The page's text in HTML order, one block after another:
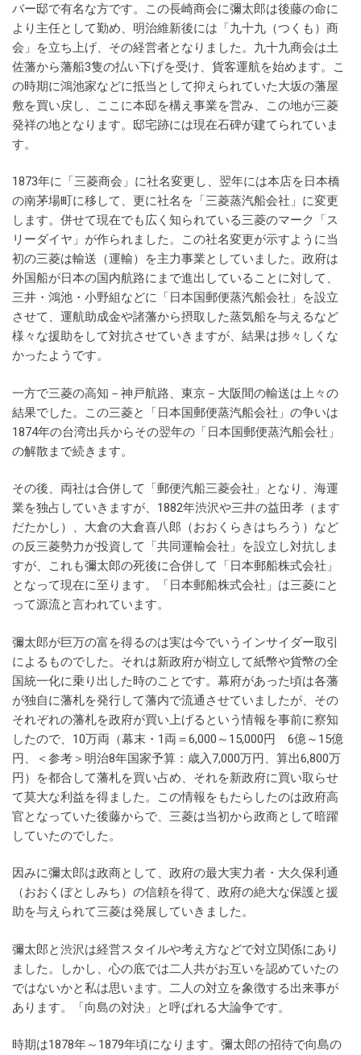
バー邸で有名な方です。この長崎商会に彌太郎は後藤の命に
より主任として勤め、明治維新後には「九十九（つくも）商
会」を立ち上げ、その経営者となりました。九十九商会は土
佐藩から藩船3隻の払い下げを受け、貨客運航を始めます。こ
の時期に鴻池家などに抵当として抑えられていた大坂の藩屋
敷を買い戻し、ここに本邸を構え事業を営み、この地が三菱
発祥の地となります。邸宅跡には現在石碑が建てられていま
す。
1873年に「三菱商会」に社名変更し、翌年には本店を日本橋
の南茅場町に移して、更に社名を「三菱蒸汽船会社」に変更
します。併せて現在でも広く知られている三菱のマーク「ス
リーダイヤ」が作られました。この社名変更が示すように当
初の三菱は輸送（運輸）を主力事業としていました。政府は
外国船が日本の国内航路にまで進出していることに対して、
三井・鴻池・小野組などに「日本国郵便蒸汽船会社」を設立
させて、運航助成金や諸藩から摂取した蒸気船を与えるなど
様々な援助をして対抗させていきますが、結果は捗々しくな
かったようです。
一方で三菱の高知－神戸航路、東京－大阪間の輸送は上々の
結果でした。この三菱と「日本国郵便蒸汽船会社」の争いは
1874年の台湾出兵からその翌年の「日本国郵便蒸汽船会社」
の解散まで続きます。
その後、両社は合併して「郵便汽船三菱会社」となり、海運
業を独占していきますが、1882年渋沢や三井の益田孝（ます
だたかし）、大倉の大倉喜八郎（おおくらきはちろう）など
の反三菱勢力が投資して「共同運輸会社」を設立し対抗しま
すが、これも彌太郎の死後に合併して「日本郵船株式会社」
となって現在に至ります。「日本郵船株式会社」は三菱にと
って源流と言われています。
彌太郎が巨万の富を得るのは実は今でいうインサイダー取引
によるものでした。それは新政府が樹立して紙幣や貨幣の全
国統一化に乗り出した時のことです。幕府があった頃は各藩
が独自に藩札を発行して藩内で流通させていましたが、その
それぞれの藩札を政府が買い上げるという情報を事前に察知
したので、10万両（幕末・1両＝6,000～15,000円 6億～15億
円、＜参考＞明治8年国家予算：歳入7,000万円、算出6,800万
円）を都合して藩札を買い占め、それを新政府に買い取らせ
て莫大な利益を得ました。この情報をもたらしたのは政府高
官となっていた後藤からで、三菱は当初から政商として暗躍
していたのでした。
因みに彌太郎は政商として、政府の最大実力者・大久保利通
（おおくぼとしみち）の信頼を得て、政府の絶大な保護と援
助を与えられて三菱は発展していきました。
彌太郎と渋沢は経営スタイルや考え方などで対立関係にあり
ました。しかし、心の底では二人共がお互いを認めていたの
ではないかと私は思います。二人の対立を象徴する出来事が
あります。「向島の対決」と呼ばれる大論争です。
時期は1878年～1879年頃になります。彌太郎の招待で向島の